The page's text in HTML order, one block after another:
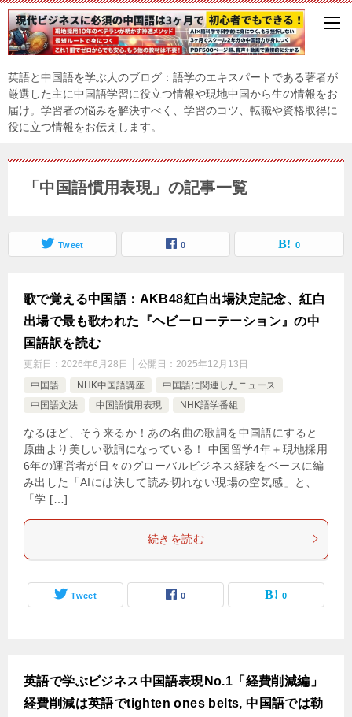
英語と中国語を学ぶ人のブログ：語学のエキスパートである著者が
厳選した主に中国語学習に役立つ情報や現地中国から生の情報をお
届け。学習者の悩みを解決すべく、学習のコツ、転職や資格取得に
役に立つ情報をお伝えします。
「中国語慣用表現」の記事一覧
Tweet 0 0
歌で覚える中国語：AKB48紅白出場決定記念、紅白
出場で最も歌われた『ヘビーローテーション』の中
国語訳を読む
更新日： 2026年6月28日 公開日： 2025年12月13日
中国語
NHK中国語講座
中国語に関連したニュース
中国語文法
中国語慣用表現 NHK語学番組
なるほど、そう来るか！あの名曲の歌詞を中国語にすると
原曲より美しい歌詞になっている！ 中国留学4年＋現地採用
6年の運営者が日々のグローバルビジネス経験をベースに編
み出した「AIには決して読み切れない現場の空気感」と、
「学 […]
続きを読む
Tweet 0 0
英語で学ぶビジネス中国語表現No.1「経費削減編」
経費削減は英語でtighten ones belts, 中国語では勒